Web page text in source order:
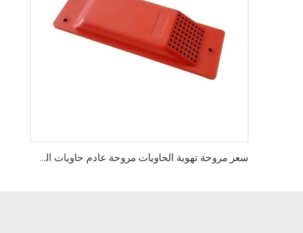
سعر مروحة تهوية الحاويات مروحة عادم حاويات الشحن